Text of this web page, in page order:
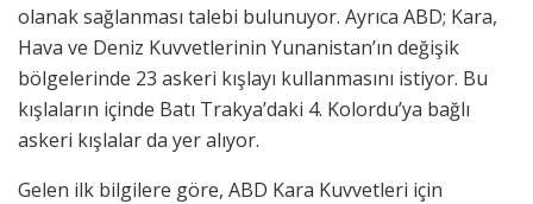
olanak sağlanması talebi bulunuyor. Ayrıca ABD; Kara,
Hava ve Deniz Kuvvetlerinin Yunanistan’ın değişik
bölgelerinde 23 askeri kışlayı kullanmasını istiyor. Bu
kışlaların içinde Batı Trakya’daki 4. Kolordu’ya bağlı
askeri kışlalar da yer alıyor.
Gelen ilk bilgilere göre, ABD Kara Kuvvetleri için